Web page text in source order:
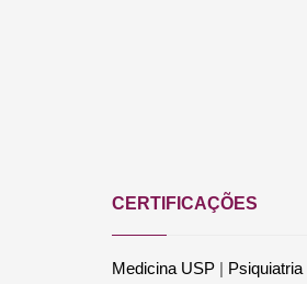
CERTIFICAÇÕES
Medicina USP |